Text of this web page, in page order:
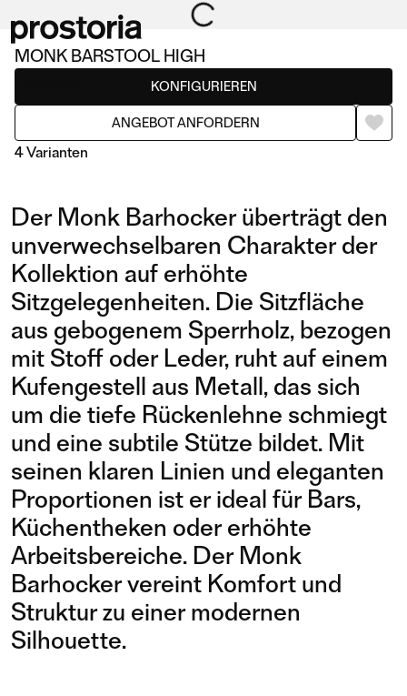
MONK BARSTOOL HIGH
KONFIGURIEREN
ANGEBOT ANFORDERN
4 Varianten
BARSTOOL HIGH BARSTOOL LOW
Der Monk Barhocker überträgt den
unverwechselbaren Charakter der
Kollektion auf erhöhte
Sitzgelegenheiten. Die Sitzfläche
aus gebogenem Sperrholz, bezogen
mit Stoff oder Leder, ruht auf einem
Kufengestell aus Metall, das sich
um die tiefe Rückenlehne schmiegt
und eine subtile Stütze bildet. Mit
seinen klaren Linien und eleganten
Proportionen ist er ideal für Bars,
Küchentheken oder erhöhte
Arbeitsbereiche. Der Monk
Barhocker vereint Komfort und
Struktur zu einer modernen
Silhouette.